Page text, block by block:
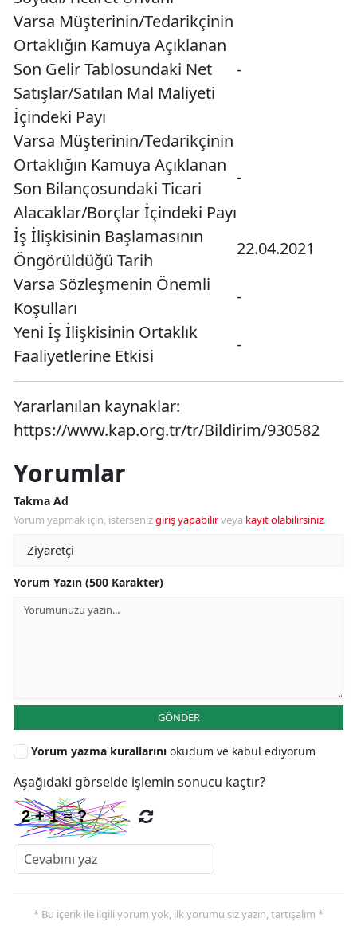
Varsa Müşterinin/Tedarikçinin
Ortaklığın Kamuya Açıklanan
Son Gelir Tablosundaki Net
Satışlar/Satılan Mal Maliyeti
İçindeki Payı
-
Varsa Müşterinin/Tedarikçinin
Ortaklığın Kamuya Açıklanan
Son Bilançosundaki Ticari
Alacaklar/Borçlar İçindeki Payı
-
İş İlişkisinin Başlamasının
Öngörüldüğü Tarih
22.04.2021
Varsa Sözleşmenin Önemli
Koşulları
-
Yeni İş İlişkisinin Ortaklık
Faaliyetlerine Etkisi
-
Yararlanılan kaynaklar:
https://www.kap.org.tr/tr/Bildirim/930582
Yorumlar
Takma Ad
Yorum yapmak için, istersenizgiriş yapabilirveya kayıt olabilirsiniz.
Yorum Yazın (500 Karakter)
GÖNDER
Yorum yazma kurallarını okudum ve kabul ediyorum
Aşağıdaki görselde işlemin sonucu kaçtır?
* Bu içerik ile ilgili yorum yok, ilk yorumu siz yazın, tartışalım *